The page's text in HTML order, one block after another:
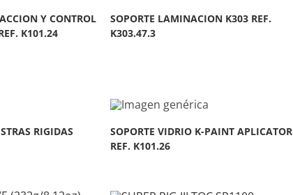
Y CONTROL
K101.24
SOPORTE LAMINACION K303 REF.
K303.47.3
RIGIDAS
SOPORTE VIDRIO K-PAINT APLICATOR
REF. K101.26